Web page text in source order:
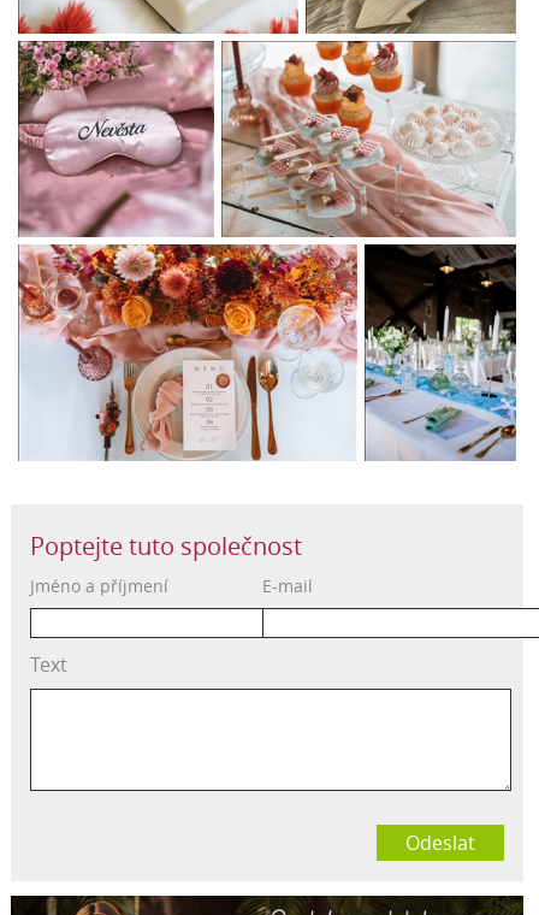
Poptejte tuto společnost
Jméno a příjmení E-mail
Text
Odeslat